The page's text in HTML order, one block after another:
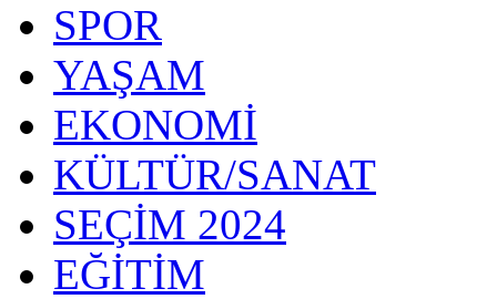
SPOR
YAŞAM
EKONOMİ
KÜLTÜR/SANAT
SEÇİM 2024
EĞİTİM